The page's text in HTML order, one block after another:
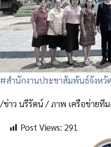
#สำนักงานประชาสัมพันธ์จังหวั
/ข่าว นรีรัตน์ / ภาพ เครือข่ายทีม
Post Views: 291